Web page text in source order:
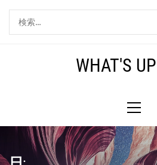
ッ
索:
WHAT'S
イ
メ
ニ